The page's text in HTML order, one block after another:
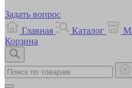
Задать вопрос
Главная
Каталог
Корзина